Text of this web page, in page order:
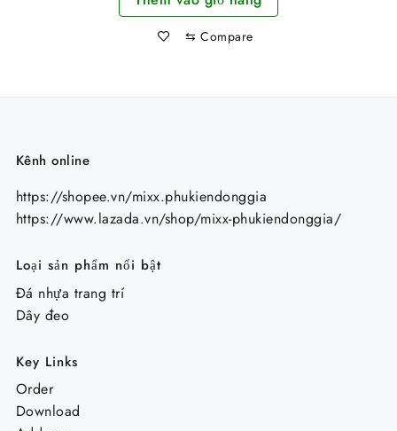
25.000 ₫.là:
⇆ Compare
Kênh online
https://shopee.vn/mixx.phukiendonggia
https://www.lazada.vn/shop/mixx-phukiendonggia/
Loại sản phẩm nổi bật
Đá nhựa trang trí
Dây đeo
Key Links
Order
Download